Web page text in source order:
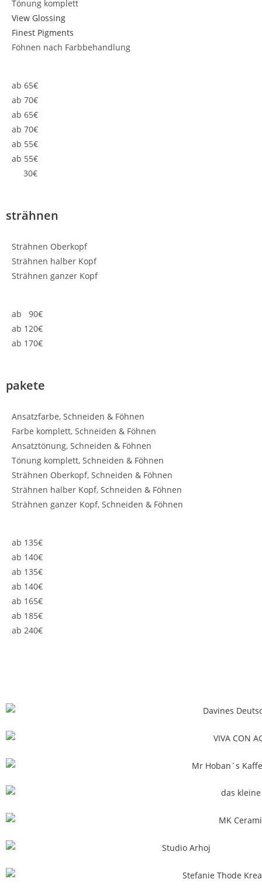
Tönung komplett
View Glossing
Finest Pigments
Föhnen nach Farbbehandlung
ab 65€
ab 70€
ab 65€
ab 70€
ab 55€
ab 55€
30€
strähnen
Strähnen Oberkopf
Strähnen halber Kopf
Strähnen ganzer Kopf
ab 90€
ab 120€
ab 170€
pakete
Ansatzfarbe, Schneiden & Föhnen
Farbe komplett, Schneiden & Föhnen
Ansatztönung, Schneiden & Föhnen
Tönung komplett, Schneiden & Föhnen
Strähnen Oberkopf, Schneiden & Föhnen
Strähnen halber Kopf, Schneiden & Föhnen
Strähnen ganzer Kopf, Schneiden & Föhnen
ab 135€
ab 140€
ab 135€
ab 140€
ab 165€
ab 185€
ab 240€